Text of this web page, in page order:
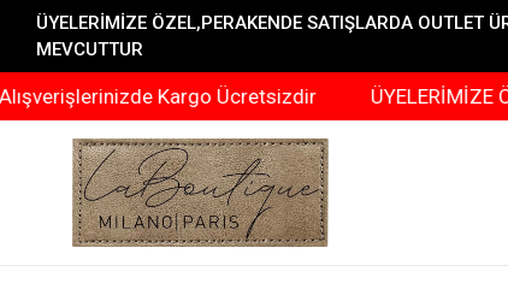
ÜYELERİMİZE ÖZEL,PERAKENDE SATIŞLARDA
MEVCUTTUR
Kargo Ücretsizdir ÜYELERİMİZE